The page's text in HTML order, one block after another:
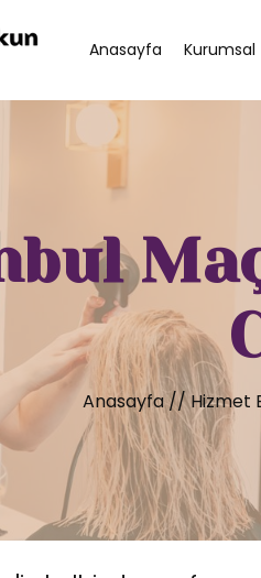
Anasayfa Kurumsal
Anasayfa//Hizmet